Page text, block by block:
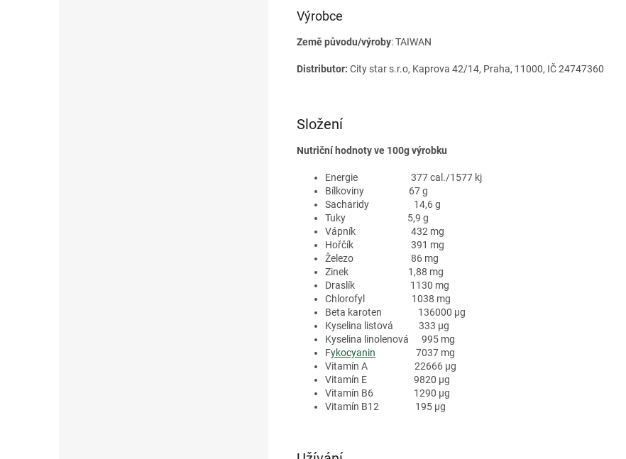
Výrobce
Země původu/výroby: TAIWAN
Distributor: City star s.r.o, Kaprova 42/14, Praha, 11000, IČ 24747360
Složení
Nutriční hodnoty ve 100g výrobku
Energie 377 cal./1577 kj
Bílkoviny 67 g
Sacharidy 14,6 g
Tuky 5,9 g
Vápník 432 mg
Hořčík 391 mg
Železo 86 mg
Zinek 1,88 mg
Draslík 1130 mg
Chlorofyl 1038 mg
Beta karoten 136000 µg
Kyselina listová 333 µg
Kyselina linolenová 995 mg
Fykocyanin 7037 mg
Vitamín A 22666 µg
Vitamín E 9820 µg
Vitamín B6 1290 µg
Vitamín B12 195 µg